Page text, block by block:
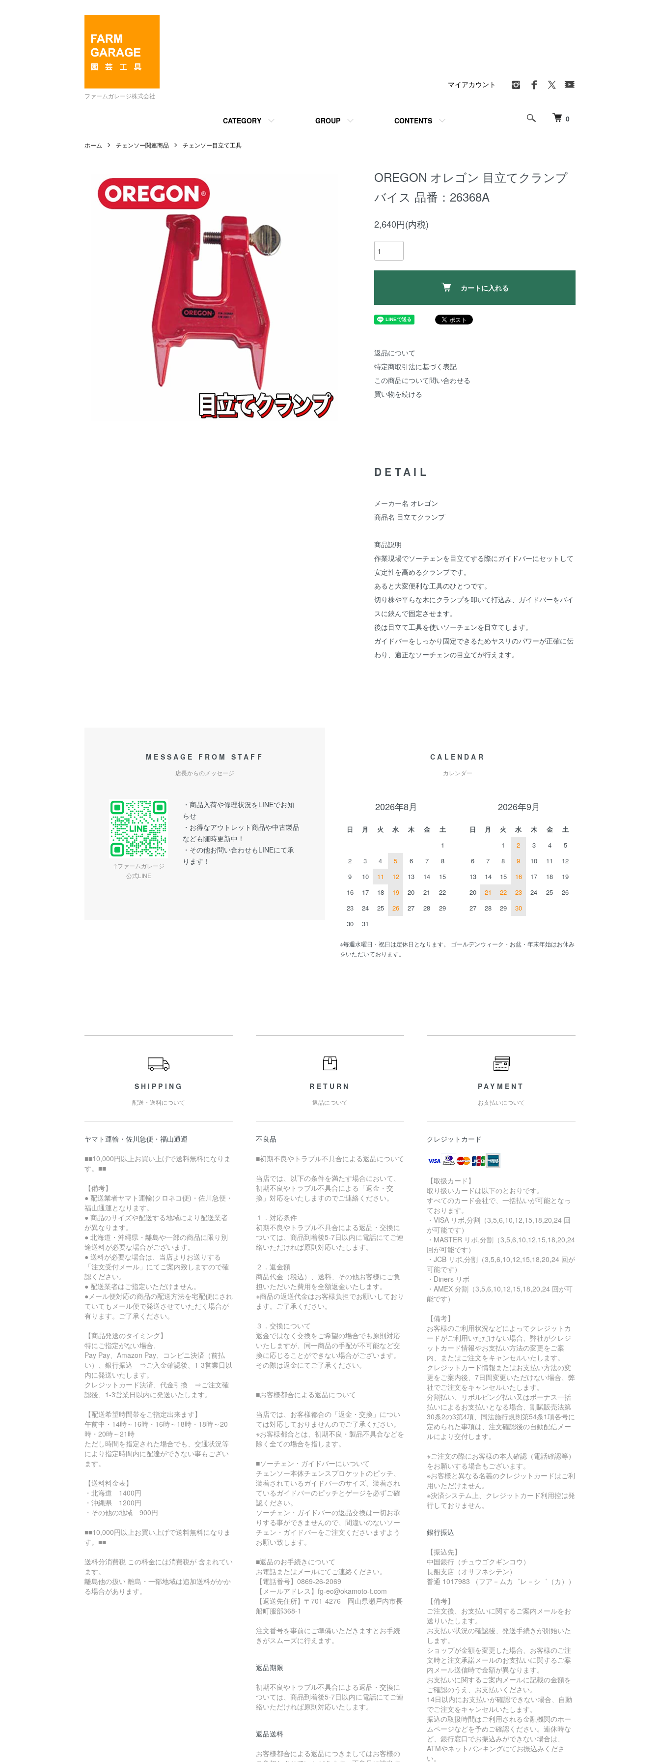
ファームガレージ株式会社
0
CATEGORY GROUP CONTENTS
マイアカウント
ホーム チェンソー関連商品 チェンソー目立て工具
OREGON オレゴン 目立てクランプ
バイス 品番：26368A
2,640円(内税)
カートに入れる
返品について
特定商取引法に基づく表記
この商品について問い合わせる
買い物を続ける
DETAIL
メーカー名 オレゴン
商品名 目立てクランプ
商品説明
作業現場でソーチェンを目立てする際にガイドバーにセットして
安定性を高めるクランプです。
あると大変便利な工具のひとつです。
切り株や平らな木にクランプを叩いて打込み、ガイドバーをバイ
スに鋏んで固定させます。
後は目立て工具を使いソーチェンを目立てします。
ガイドバーをしっかり固定できるためヤスリのパワーが正確に伝
わり、適正なソーチェンの目立てが行えます。
MESSAGE FROM STAFF
店長からのメッセージ
↑ファームガレージ
公式LINE
・商品入荷や修理状況をLINEでお知
らせ
・お得なアウトレット商品や中古製品
なども随時更新中！
・その他お問い合わせもLINEにて承
ります！
CALENDAR
カレンダー
2026年8月
日 月 火 水 木 金
土
1
2
3 4 5 6 7
8
9
10 11 12 13 14
15
16
17 18 19 20 21
22
23
24 25 26 27 28
29
30
31
2026年9月
日 月 火 水 木 金
土
1
2 3 4
5
6
7 8 9 10 11
12
13
14 15 16 17 18
19
20
21 22 23 24 25
26
27
28 29 30
※毎週水曜日・祝日は定休日となります。 ゴールデンウィーク・お盆・年末年始はお休み
をいただいております。
SHIPPING
配送・送料について
ヤマト運輸・佐川急便・福山通運
■■10,000円以上お買い上げで送料無料になりま
す。■■
【備考】
● 配送業者ヤマト運輸(クロネコ便)・佐川急便・
福山通運となります。
● 商品のサイズや配送する地域により配送業者
が異なります。
● 北海道・沖縄県・離島や一部の商品に限り別
途送料が必要な場合がございます。
● 送料が必要な場合は、当店よりお送りする
「注文受付メール」にてご案内致しますので確
認ください。
● 配送業者はご指定いただけません。
●メール便対応の商品の配送方法を宅配便にされ
ていてもメール便で発送させていただく場合が
有ります。ご了承ください。
【商品発送のタイミング】
特にご指定がない場合、
Pay Pay、Amazon Pay、コンビニ決済（前払
い）、銀行振込 ⇒ご入金確認後、1-3営業日以
内に発送いたします。
クレジットカード決済、代金引換 ⇒ご注文確
認後、1-3営業日以内に発送いたします。
【配送希望時間帯をご指定出来ます】
午前中・14時～16時・16時～18時・18時～20
時・20時～21時
ただし時間を指定された場合でも、交通状況等
により指定時間内に配達ができない事もござい
ます。
【送料料金表】
・北海道 1400円
・沖縄県 1200円
・その他の地域 900円
■■10,000円以上お買い上げで送料無料になりま
す。■■
送料分消費税 この料金には消費税が 含まれてい
ます。
離島他の扱い 離島・一部地域は追加送料がかか
る場合があります。
RETURN
返品について
不良品
■初期不良やトラブル不具合による返品について
当店では、以下の条件を満たす場合において、
初期不良やトラブル不具合による「返金・交
換」対応をいたしますのでご連絡ください。
１．対応条件
初期不良やトラブル不具合による返品・交換に
ついては、商品到着後5-7日以内に電話にてご連
絡いただければ原則対応いたします。
２．返金額
商品代金（税込）、送料、その他お客様にご負
担いただいた費用を全額返金いたします。
※商品の返送代金はお客様負担でお願いしており
ます。ご了承ください。
３．交換について
返金ではなく交換をご希望の場合でも原則対応
いたしますが、同一商品の手配が不可能など交
換に応じることができない場合がございます。
その際は返金にてご了承ください。
■お客様都合による返品について
当店では、お客様都合の「返金・交換」につい
ては対応しておりませんのでご了承ください。
※お客様都合とは、初期不良・製品不具合などを
除く全ての場合を指します。
■ソーチェン・ガイドバーにいついて
チェンソー本体チェンスプロケットのピッチ、
装着されているガイドバーのサイズ、装着され
ているガイドバーのピッチとゲージを必ずご確
認ください。
ソーチェン・ガイドバーの返品交換は一切お承
りする事ができませんので、間違いのないソー
チェン・ガイドバーをご注文くださいますよう
お願い致します。
■返品のお手続きについて
お電話またはメールにてご連絡ください。
【電話番号】0869-26-2069
【メールアドレス】fg-ec@okamoto-t.com
【返送先住所】〒701-4276 岡山県瀬戸内市長
船町服部368-1
注文番号を事前にご準備いただきますとお手続
きがスムーズに行えます。
返品期限
初期不良やトラブル不具合による返品・交換に
ついては、商品到着後5-7日以内に電話にてご連
絡いただければ原則対応いたします。
返品送料
お客様都合による返品につきましてはお客様の
PAYMENT
お支払いについて
クレジットカード
【取扱カード】
取り扱いカードは以下のとおりです。
すべてのカード会社で、一括払いが可能となっ
ております。
・VISA リボ,分割（3,5,6,10,12,15,18,20,24 回
が可能です）
・MASTER リボ,分割（3,5,6,10,12,15,18,20,24
回が可能です）
・JCB リボ,分割（3,5,6,10,12,15,18,20,24 回が
可能です）
・Diners リボ
・AMEX 分割（3,5,6,10,12,15,18,20,24 回が可
能です）
【備考】
お客様のご利用状況などによってクレジットカ
ードがご利用いただけない場合、弊社がクレジ
ットカード情報やお支払い方法の変更をご案
内、またはご注文をキャンセルいたします。
クレジットカード情報またはお支払い方法の変
更をご案内後、7日間変更いただけない場合、弊
社でご注文をキャンセルいたします。
分割払い、リボルビング払い又はボーナス一括
払いによるお支払いとなる場合、割賦販売法第
30条2の3第4項、同法施行規則第54条1項各号に
定められた事項は、注文確認後の自動配信メー
ルにより交付します。
※ご注文の際にお客様の本人確認（電話確認等）
をお願いする場合もございます。
※お客様と異なる名義のクレジットカードはご利
用いただけません。
※決済システム上、クレジットカード利用控は発
行しておりません。
銀行振込
【振込先】
中国銀行（チュウゴクギンコウ）
長船支店（オサフネシテン）
普通 1017983 （フア－ムカ゛レ－シ゛（カ））
【備考】
ご注文後、お支払いに関するご案内メールをお
送りいたします。
お支払い状況の確認後、発送手続きが開始いた
します。
ショップが金額を変更した場合、お客様のご注
文時と注文承諾メールのお支払いに関するご案
内メール送信時で金額が異なります。
お支払いに関するご案内メールに記載の金額を
ご確認のうえ、お支払いください。
14日以内にお支払いが確認できない場合、自動
でご注文をキャンセルいたします。
振込の取扱時間はご利用される金融機関のホー
ムページなどを予めご確認ください。連休時な
ど、銀行窓口でお振込みができない場合は、
ATMやネットバンキングにてお振込みくださ
い。